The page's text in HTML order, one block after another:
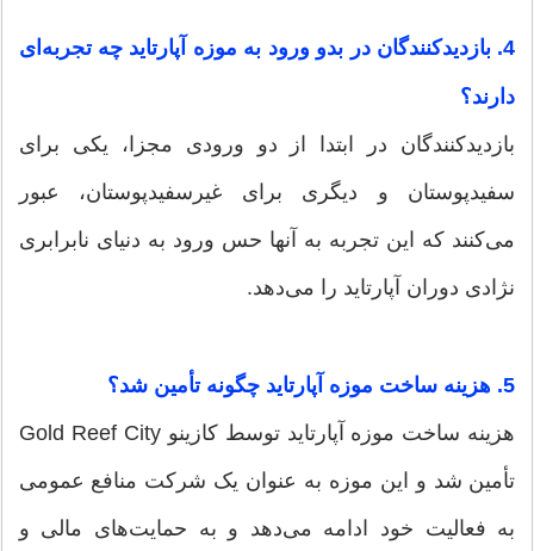
4. بازدیدکنندگان در بدو ورود به موزه آپارتاید چه تجربه‌ای
دارند؟
بازدیدکنندگان در ابتدا از دو ورودی مجزا، یکی برای
سفیدپوستان و دیگری برای غیرسفیدپوستان، عبور
می‌کنند که این تجربه به آنها حس ورود به دنیای نابرابری
نژادی دوران آپارتاید را می‌دهد.
5. هزینه ساخت موزه آپارتاید چگونه تأمین شد؟
هزینه ساخت موزه آپارتاید توسط کازینو Gold Reef City
تأمین شد و این موزه به عنوان یک شرکت منافع عمومی
به فعالیت خود ادامه می‌دهد و به حمایت‌های مالی و